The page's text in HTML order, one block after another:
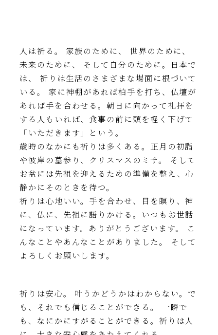
人は祈る。 家族のために、 世界のために、
未来のために、 そして自分のために。日本で
は、 祈りは生活のさまざまな場面に根づいて
いる。 家に神棚があれば柏手を打ち、仏壇が
あれば手を合わせる。朝日に向かって礼拝を
する人もいれば、食事の前に頭を軽く下げて
「いただきます」という。
歳時のなかにも祈りは多くある。正月の初詣
や彼岸の墓参り、クリスマスのミサ。 そして
お盆には先祖を迎えるための準備を整え、心
静かにそのときを待つ。
祈りは心地いい。手を合わせ、目を瞑り、神
に、仏に、先祖に語りかける。いつもお世話
になっています。ありがとうございます。 こ
んなことやあんなことがありました。 そして
よろしくお願いします。
祈りは安心。 叶うかどうかはわからない。で
も、それでも信じることができる。 一瞬で
も、なにかにすがることができる。祈りは人